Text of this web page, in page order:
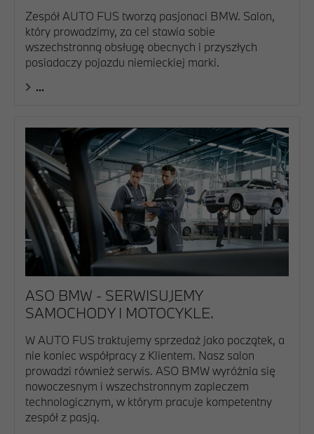
Zespół AUTO FUS tworzą pasjonaci BMW. Salon,
który prowadzimy, za cel stawia sobie
wszechstronną obsługę obecnych i przyszłych
posiadaczy pojazdu niemieckiej marki.
...
ASO BMW - SERWISUJEMY
SAMOCHODY I MOTOCYKLE.
W AUTO FUS traktujemy sprzedaż jako początek, a
nie koniec współpracy z Klientem. Nasz salon
prowadzi również serwis. ASO BMW wyróżnia się
nowoczesnym i wszechstronnym zapleczem
technologicznym, w którym pracuje kompetentny
zespół z pasją.